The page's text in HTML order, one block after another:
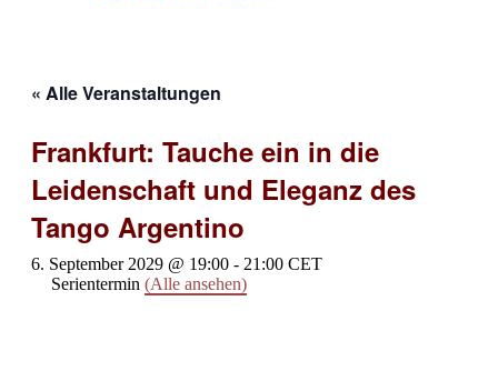
« Alle Veranstaltungen
Frankfurt: Tauche ein in die
Leidenschaft und Eleganz des
Tango Argentino
6. September 2029 @ 19:00 - 21:00 CET
Serientermin (Alle ansehen)